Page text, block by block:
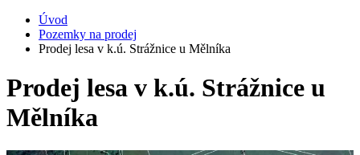
Úvod
Pozemky na prodej
Prodej lesa v k.ú. Strážnice u Mělníka
Prodej lesa v k.ú. Strážnice u
Mělníka